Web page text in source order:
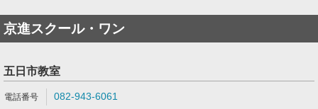
京進スクール・ワン
五日市教室
082-943-6061